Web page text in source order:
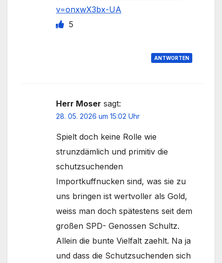
v=onxwX3bx-UA
5
ANTWORTEN
Herr Moser sagt:
28. 05. 2026 um 15:02 Uhr
Spielt doch keine Rolle wie
strunzdämlich und primitiv die
schutzsuchenden
Importkuffnucken sind, was sie zu
uns bringen ist wertvoller als Gold,
weiss man doch spätestens seit dem
großen SPD- Genossen Schultz.
Allein die bunte Vielfalt zaehlt. Na ja
und dass die Schutzsuchenden sich